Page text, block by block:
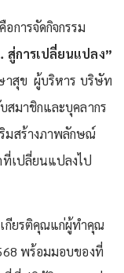
การจัดกิจกรรม
สู่การเปลี่ยนแปลง”
าสุข ผู้บริหาร บริษัท
สมาชิกและบุคลากร
มสร้างภาพลักษณ์
ที่เปลี่ยนแปลงไป
กียรติคุณแก่ผู้ทำคุณ
พร้อมมอบของที่